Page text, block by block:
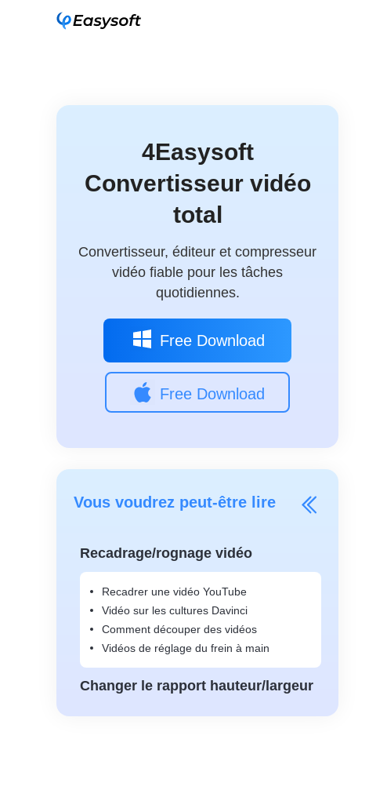
4Easysoft
Convertisseur vidéo
total
Convertisseur, éditeur et compresseur
vidéo fiable pour les tâches
quotidiennes.
Free Download
Free Download
Vous voudrez peut-être lire
Recadrage/rognage vidéo
Recadrer une vidéo YouTube
Vidéo sur les cultures Davinci
Comment découper des vidéos
Vidéos de réglage du frein à main
Changer le rapport hauteur/largeur